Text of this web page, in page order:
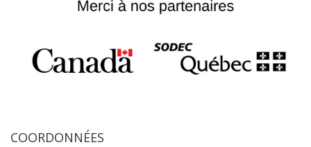
COORDONNÉES